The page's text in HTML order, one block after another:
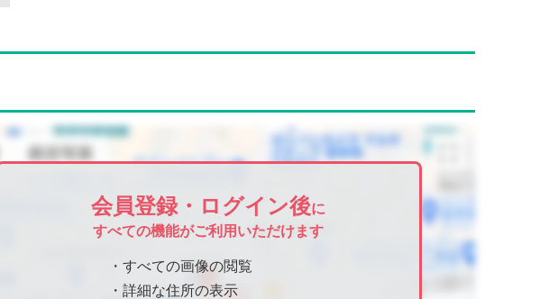
会員登録・ログイン後に
すべての機能がご利用いただけます
・すべての画像の閲覧
・詳細な住所の表示